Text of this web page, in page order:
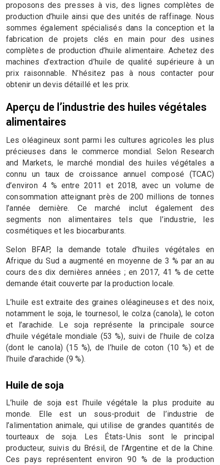
proposons des presses à vis, des lignes complètes de
production d’huile ainsi que des unités de raffinage. Nous
sommes également spécialisés dans la conception et la
fabrication de projets clés en main pour des usines
complètes de production d’huile alimentaire. Achetez des
machines d’extraction d’huile de qualité supérieure à un
prix raisonnable. N’hésitez pas à nous contacter pour
obtenir un devis détaillé et les prix.
Aperçu de l’industrie des huiles végétales
alimentaires
Les oléagineux sont parmi les cultures agricoles les plus
précieuses dans le commerce mondial. Selon Research
and Markets, le marché mondial des huiles végétales a
connu un taux de croissance annuel composé (TCAC)
d’environ 4 % entre 2011 et 2018, avec un volume de
consommation atteignant près de 200 millions de tonnes
l’année dernière. Ce marché inclut également des
segments non alimentaires tels que l’industrie, les
cosmétiques et les biocarburants.
Selon BFAP, la demande totale d’huiles végétales en
Afrique du Sud a augmenté en moyenne de 3 % par an au
cours des dix dernières années ; en 2017, 41 % de cette
demande était couverte par la production locale.
L’huile est extraite des graines oléagineuses et des noix,
notamment le soja, le tournesol, le colza (canola), le coton
et l’arachide. Le soja représente la principale source
d’huile végétale mondiale (53 %), suivi de l’huile de colza
(dont le canola) (15 %), de l’huile de coton (10 %) et de
l’huile d’arachide (9 %).
Huile de soja
L’huile de soja est l’huile végétale la plus produite au
monde. Elle est un sous-produit de l’industrie de
l’alimentation animale, qui utilise de grandes quantités de
tourteaux de soja. Les États-Unis sont le principal
producteur, suivis du Brésil, de l’Argentine et de la Chine.
Ces pays représentent environ 90 % de la production